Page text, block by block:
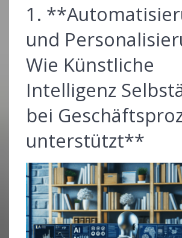
1.
und
Wie Künstliche
Intelligenz
bei
unterstützt**